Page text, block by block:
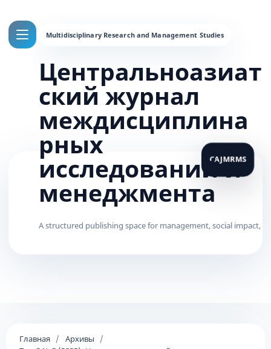
Центральноазиат
ский журнал
междисциплина
рных
исследований и
менеджмента
Главная / Архивы
/